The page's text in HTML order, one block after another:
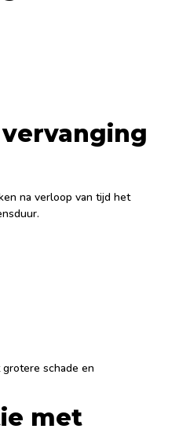
na verloop van tijd het
schade en
met